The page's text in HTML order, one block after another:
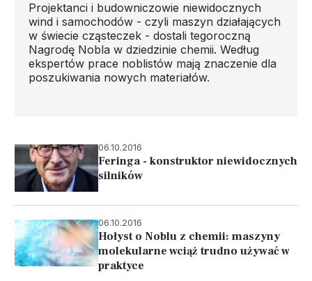
Projektanci i budowniczowie niewidocznych
wind i samochodów - czyli maszyn działających
w świecie cząsteczek - dostali tegoroczną
Nagrodę Nobla w dziedzinie chemii. Według
ekspertów prace noblistów mają znaczenie dla
poszukiwania nowych materiałów.
06.10.2016
Feringa - konstruktor niewidocznych
silników
06.10.2016
Hołyst o Noblu z chemii: maszyny
molekularne wciąż trudno używać w
praktyce